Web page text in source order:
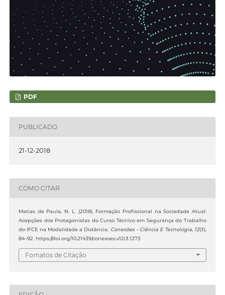
PDF
PUBLICADO
21-12-2018
COMO CITAR
Matias de Paula, N. L. (2018). Formação Profissional na Sociedade Atual:
Acepções dos Protagonistas do Curso Técnico em Segurança do Trabalho
do IFCE na Modalidade a Distância. Conexões - Ciência E Tecnologia, 12(3),
84–92. https://doi.org/10.21439/conexoes.v12i3.1273
Fomatos de Citação